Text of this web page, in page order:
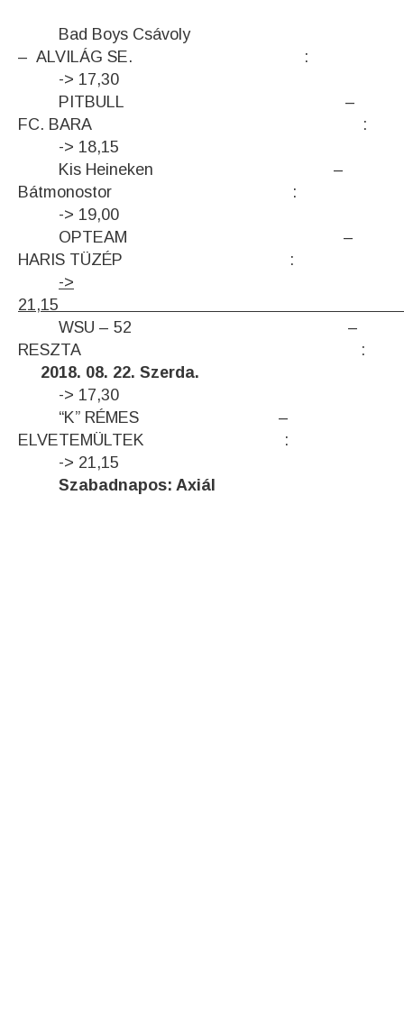
Bad Boys Csávoly
– ALVILÁG SE. :
-> 17,30
PITBULL –
FC. BARA :
-> 18,15
Kis Heineken –
Bátmonostor :
-> 19,00
OPTEAM –
HARIS TÜZÉP :
->
21,15
WSU – 52 –
RESZTA :
2018. 08. 22. Szerda.
-> 17,30
“K” RÉMES –
ELVETEMÜLTEK :
-> 21,15
Szabadnapos: Axiál